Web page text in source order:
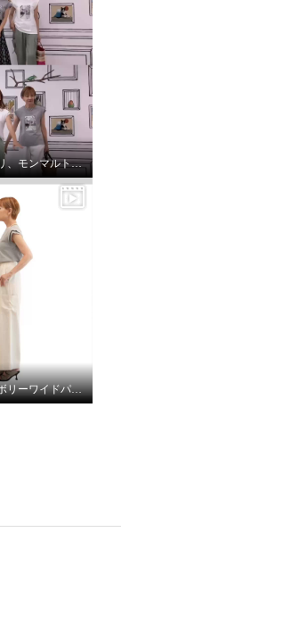
34歳、64歳パリ、モンマルトルの階段プリントカットソーを着る。
65㌢丈 アイボリーワイドパンツは、シルエット、履き心地ピカイチ